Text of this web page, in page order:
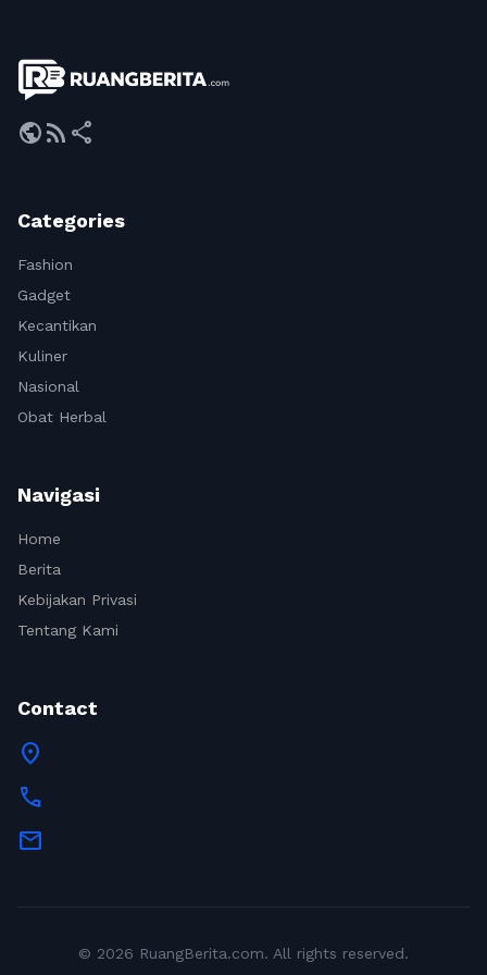
publicrss_feed share
Categories
Fashion
Gadget
Kecantikan
Kuliner
Nasional
Obat Herbal
Navigasi
Home
Berita
Kebijakan Privasi
Tentang Kami
Contact
location_on
call
mail
© 2026 RuangBerita.com. All rights reserved.